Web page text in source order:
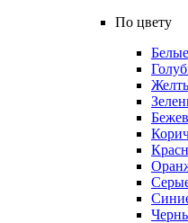
По цвету